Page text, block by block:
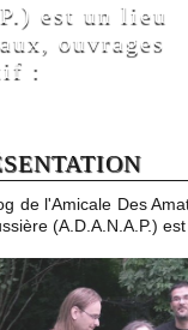
est un lieu
ouvrages
:
de l'Amicale Des
(A.D.A.N.A.P.)